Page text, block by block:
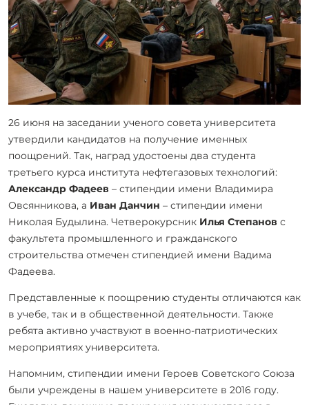
26 июня на заседании ученого совета университета
утвердили кандидатов на получение именных
поощрений. Так, наград удостоены два студента
третьего курса института нефтегазовых технологий:
Александр Фадеев – стипендии имени Владимира
Овсянникова, а Иван Данчин – стипендии имени
Николая Будылина. Четверокурсник Илья Степанов с
факультета промышленного и гражданского
строительства отмечен стипендией имени Вадима
Фадеева.
Представленные к поощрению студенты отличаются как
в учебе, так и в общественной деятельности. Также
ребята активно участвуют в военно-патриотических
мероприятиях университета.
Напомним, стипендии имени Героев Советского Союза
были учреждены в нашем университете в 2016 году.